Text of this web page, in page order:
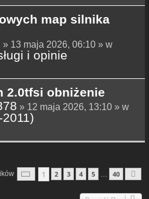
map silnika
» 13 maja 2026, 06:10 » w
i opinie
2.0tfsi obniżenie
» 12 maja 2026, 13:10 » w
Strona1 40
1 2 3 4 5 40